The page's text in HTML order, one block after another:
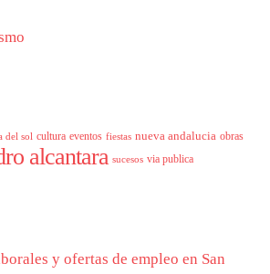
del sol cultura eventos fiestas nueva andalucia obras
alcantara sucesos via publica